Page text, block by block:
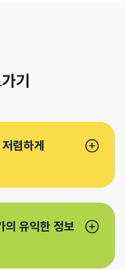
기
렴하게
의 유익한 정보